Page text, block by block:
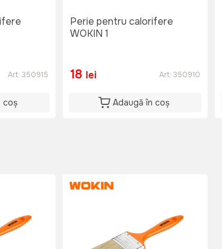
Art: 350915
coș
Perie pentru calorifere
WOKIN 1
18 lei Art: 350910
Adaugă în coș